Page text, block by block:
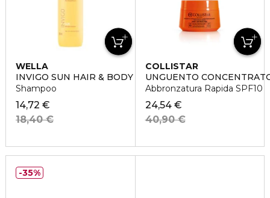
WELLA
INVIGO SUN HAIR & BODY
Shampoo
14,72 €
18,40 €
COLLISTAR
UNGUENTO
Abbronzatura Rapida SPF10
24,54 €
40,90 €
35%